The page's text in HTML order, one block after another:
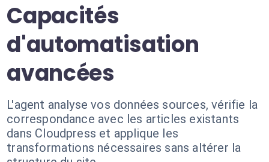
Capacités
d'automatisation
avancées
L'agent analyse vos données sources, vérifie la
correspondance avec les articles existants
dans Cloudpress et applique les
transformations nécessaires sans altérer la